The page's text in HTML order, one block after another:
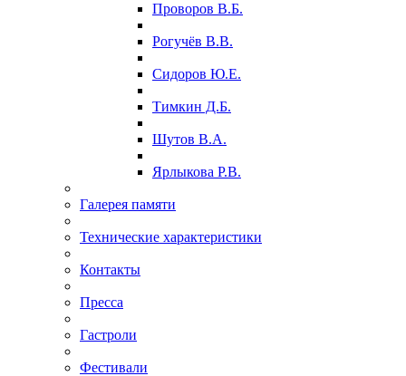
Проворов В.Б.
Рогучёв В.В.
Сидоров Ю.Е.
Тимкин Д.Б.
Шутов В.А.
Ярлыкова Р.В.
Галерея памяти
Технические характеристики
Контакты
Пресса
Гастроли
Фестивали